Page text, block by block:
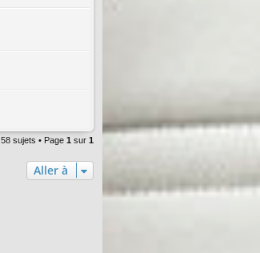
58 sujets • Page 1 sur 1
Aller à